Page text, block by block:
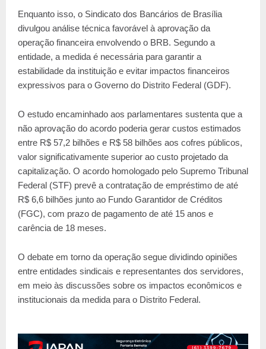
Enquanto isso, o Sindicato dos Bancários de Brasília
divulgou análise técnica favorável à aprovação da
operação financeira envolvendo o BRB. Segundo a
entidade, a medida é necessária para garantir a
estabilidade da instituição e evitar impactos financeiros
expressivos para o Governo do Distrito Federal (GDF).
O estudo encaminhado aos parlamentares sustenta que a
não aprovação do acordo poderia gerar custos estimados
entre R$ 57,2 bilhões e R$ 58 bilhões aos cofres públicos,
valor significativamente superior ao custo projetado da
capitalização. O acordo homologado pelo Supremo Tribunal
Federal (STF) prevê a contratação de empréstimo de até
R$ 6,6 bilhões junto ao Fundo Garantidor de Créditos
(FGC), com prazo de pagamento de até 15 anos e
carência de 18 meses.
O debate em torno da operação segue dividindo opiniões
entre entidades sindicais e representantes dos servidores,
em meio às discussões sobre os impactos econômicos e
institucionais da medida para o Distrito Federal.